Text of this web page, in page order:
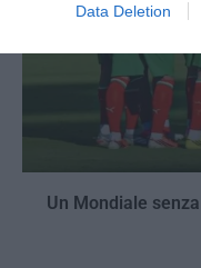
Data Deletion
Un Mondiale